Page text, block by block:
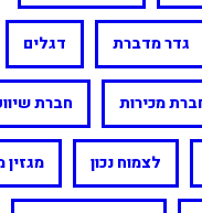
גדר מדברת דגלים
מכירות חברת
לצמוח נכון מגזין